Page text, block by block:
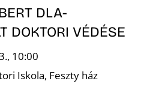
DLA-
DOKTORI VÉDÉSE
10:00
Iskola, Feszty ház